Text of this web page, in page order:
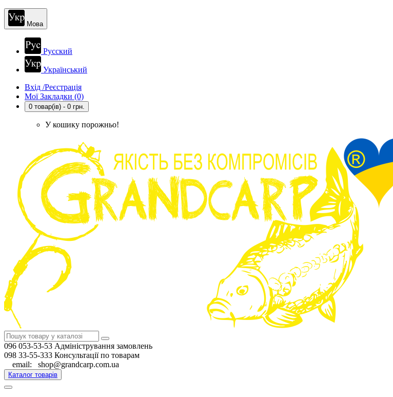
Мова
Русский
Український
Вхід /Реєстрація
Мої Закладки (0)
0 товар(ів) - 0 грн.
У кошику порожньо!
096 053-53-53 Адміністрування замовлень
098 33-55-333 Консультації по товарам
email: shop@grandcarp.com.ua
Каталог товарів